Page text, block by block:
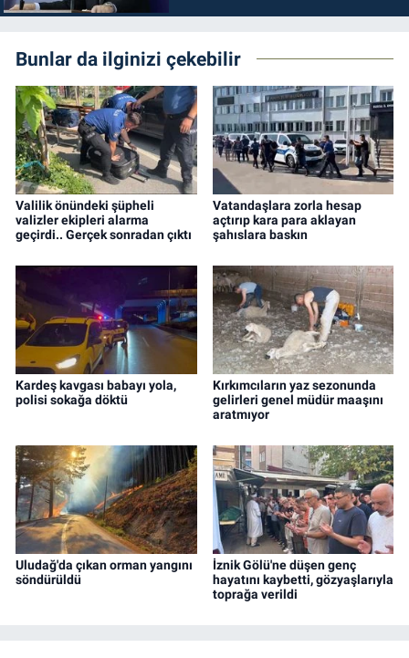
Bunlar da ilginizi çekebilir
Valilik önündeki şüpheli
valizler ekipleri alarma
geçirdi.. Gerçek sonradan çıktı
Vatandaşlara zorla hesap
açtırıp kara para aklayan
şahıslara baskın
Kardeş kavgası babayı yola,
polisi sokağa döktü
Kırkımcıların yaz sezonunda
gelirleri genel müdür maaşını
aratmıyor
Uludağ'da çıkan orman yangını
söndürüldü
İznik Gölü'ne düşen genç
hayatını kaybetti, gözyaşlarıyla
toprağa verildi